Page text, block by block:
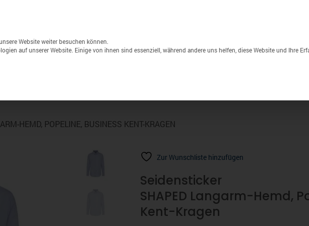
search
HEMD, POPELINE, BUSINESS KENT-KRAGEN
Zur Wunschliste hinzufügen
Seidensticker
SHAPED Langarm-Hemd,
Kent-Kragen
Website weiter besuchen können.
auf unserer Website. Einige von ihnen sind essenziell, während andere uns helfen, diese Website und Ihre